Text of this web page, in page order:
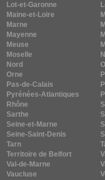
Lot-et-Garonne
Maine-et-Loire
Marne
Mayenne
Meuse
Moselle
Nord
Orne
Pas-de-Calais
Pyrénées-Atlantiques
Rhône
Sarthe
Seine-et-Marne
Seine-Saint-Denis
Tarn
Territoire de Belfort
Val-de-Marne
Vaucluse